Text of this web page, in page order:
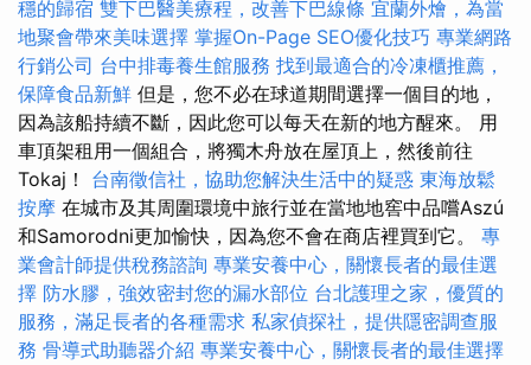
穩的歸宿 雙下巴醫美療程，改善下巴線條 宜蘭外燴，為當
地聚會帶來美味選擇 掌握On-Page SEO優化技巧 專業網路
行銷公司 台中排毒養生館服務 找到最適合的冷凍櫃推薦，
保障食品新鮮 但是，您不必在球道期間選擇一個目的地，
因為該船持續不斷，因此您可以每天在新的地方醒來。 用
車頂架租用一個組合，將獨木舟放在屋頂上，然後前往
Tokaj！ 台南徵信社，協助您解決生活中的疑惑 東海放鬆
按摩 在城市及其周圍環境中旅行並在當地地窖中品嚐Aszú
和Samorodni更加愉快，因為您不會在商店裡買到它。 專
業會計師提供稅務諮詢 專業安養中心，關懷長者的最佳選
擇 防水膠，強效密封您的漏水部位 台北護理之家，優質的
服務，滿足長者的各種需求 私家偵探社，提供隱密調查服
務 骨導式助聽器介紹 專業安養中心，關懷長者的最佳選擇